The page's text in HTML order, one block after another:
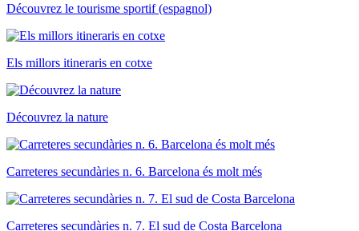
Découvrez le tourisme sportif (espagnol)
Els millors itineraris en cotxe
Découvrez la nature
Carreteres secundàries n. 6. Barcelona és molt més
Carreteres secundàries n. 7. El sud de Costa Barcelona